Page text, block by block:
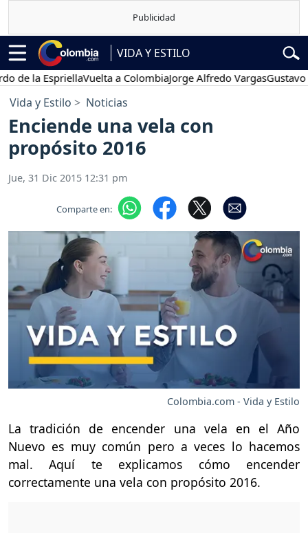
VIDA Y ESTILO
EspriellaVuelta a ColombiaJorge Alfredo VargasGustavo Petro
Vida y Estilo Noticias
Enciende una vela con
propósito 2016
Jue, 31 Dic 2015 12:31 pm
Comparte en:
Colombia.com - Vida y Estilo
La tradición de encender una vela en el Año
Nuevo es muy común pero a veces lo hacemos
mal. Aquí te explicamos cómo encender
correctamente una vela con propósito 2016.